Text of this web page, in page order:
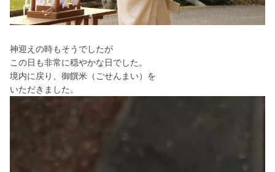
神迎えの時もそうでしたが
この日も非常に穏やかな日でした。
境内に戻り、御饌米（ごせんまい）を
いただきました。